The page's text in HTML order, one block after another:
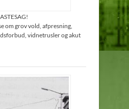
om grov vold, afpresning,
vidnetrusler og akut